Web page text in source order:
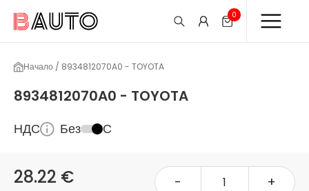
0
Начало / 8934812070A0 - TOYOTA
8934812070A0 - TOYOTA
НДС Без С
28.22 € - +